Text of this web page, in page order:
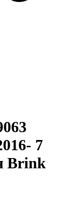
7
Brink